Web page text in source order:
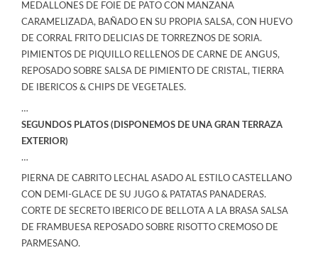
MEDALLONES DE FOIE DE PATO CON MANZANA
CARAMELIZADA, BAÑADO EN SU PROPIA SALSA, CON HUEVO
DE CORRAL FRITO DELICIAS DE TORREZNOS DE SORIA.
PIMIENTOS DE PIQUILLO RELLENOS DE CARNE DE ANGUS,
REPOSADO SOBRE SALSA DE PIMIENTO DE CRISTAL, TIERRA
DE IBERICOS & CHIPS DE VEGETALES.
…
SEGUNDOS PLATOS (DISPONEMOS DE UNA GRAN TERRAZA
EXTERIOR)
…
PIERNA DE CABRITO LECHAL ASADO AL ESTILO CASTELLANO
CON DEMI-GLACE DE SU JUGO & PATATAS PANADERAS.
CORTE DE SECRETO IBERICO DE BELLOTA A LA BRASA SALSA
DE FRAMBUESA REPOSADO SOBRE RISOTTO CREMOSO DE
PARMESANO.